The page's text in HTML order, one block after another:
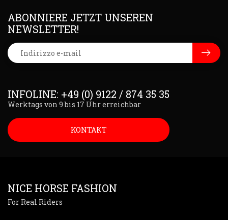
INFOLINE: +49 (0) 9122 / 874 35 35
Werktags von 9 bis 17 Uhr erreichbar
KONTAKT
ABONNIERE JETZT UNSEREN
NEWSLETTER!
NICE HORSE FASHION
For Real Riders